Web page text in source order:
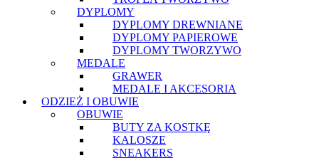
DYPLOMY
DYPLOMY DREWNIANE
DYPLOMY PAPIEROWE
DYPLOMY TWORZYWO
MEDALE
GRAWER
MEDALE I AKCESORIA
ODZIEŻ I OBUWIE
OBUWIE
BUTY ZA KOSTKĘ
KALOSZE
SNEAKERS